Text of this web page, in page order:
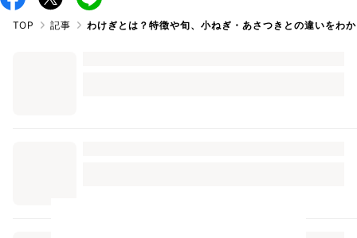
TOP 記事 わけぎとは？特徴や旬、小ねぎ・あさつきとの違いをわ